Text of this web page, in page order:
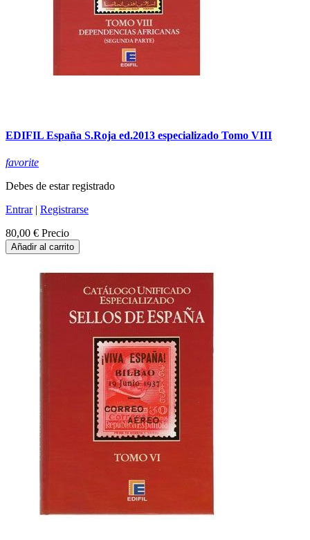
EDIFIL España S.Roja ed.2013 especializado Tomo VIII
favorite
Debes de estar registrado
Entrar| Registrarse
80,00 € Precio
Añadir al carrito